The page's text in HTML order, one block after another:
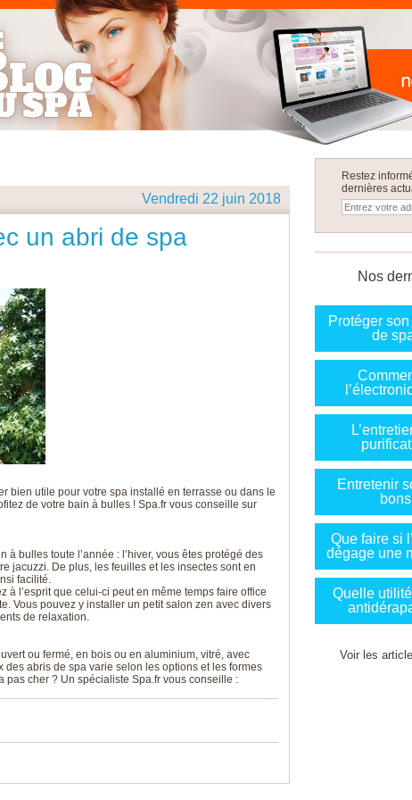
Vendredi 22 juin 2018
un abri de spa
bien utile pour votre spa installé en terrasse ou dans le
de votre bain à bulles ! Spa.fr vous conseille sur
à bulles toute l’année : l’hiver, vous êtes protégé des
jacuzzi. De plus, les feuilles et les insectes sont en
facilité.
à l’esprit que celui-ci peut en même temps faire office
Vous pouvez y installer un petit salon zen avec divers
de relaxation.
ou fermé, en bois ou en aluminium, vitré, avec
abris de spa varie selon les options et les formes
pas cher ? Un spécialiste Spa.fr vous conseille :
Restez
dernières
Nos
Protéger
de
Entretenir
Que faire si
dégage une
Quelle
Voir les